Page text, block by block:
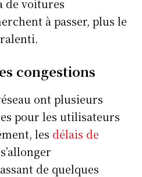
de voitures
à passer, plus le
congestions
ont plusieurs
pour les utilisateurs
les délais de
de quelques